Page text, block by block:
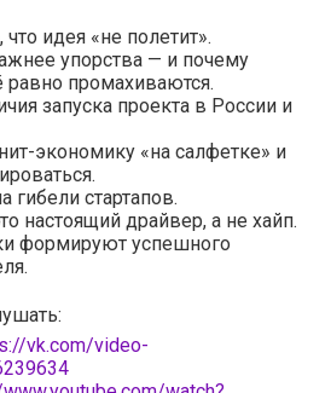
идея «не полетит».
упорства — и почему
равно промахиваются.
запуска проекта в России и
экономику «на салфетке» и
гибели стартапов.
настоящий драйвер, а не хайп.
формируют успешного
vk.com/video-